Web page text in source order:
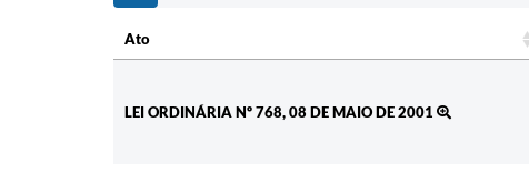
Ato
LEI ORDINÁRIA Nº 768, 08 DE MAIO DE 2001